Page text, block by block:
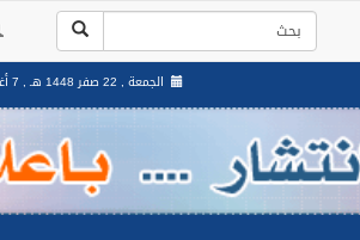
الجمعة , 22 صفر 1448 هـ , 7 أغسطس 2026 م |